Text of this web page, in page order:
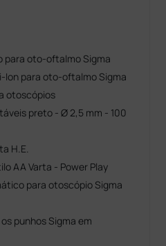
para oto-oftalmo Sigma
Ion para oto-oftalmo Sigma
otoscópios
preto - Ø 2,5 mm - 100
H.E.
AA Varta - Power Play
para otoscópio Sigma
punhos Sigma em